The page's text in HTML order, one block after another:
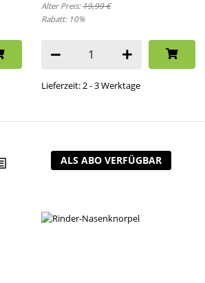
Alter Preis:19,99 €
Rabatt: 10%
Lieferzeit: 2 - 3 Werktage
ALS ABO VERFÜGBAR